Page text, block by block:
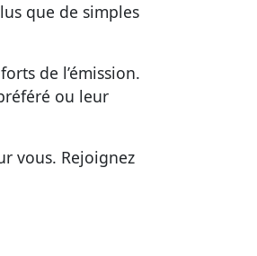
que de simples
de l’émission.
ou leur
vous. Rejoignez